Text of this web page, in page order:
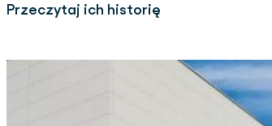
Przeczytaj ich historię